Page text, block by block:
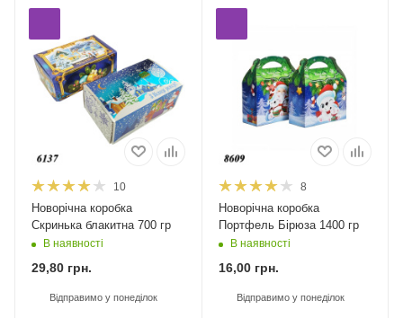
10
Новорічна коробка
Скринька блакитна 700 гр
В наявності
29,80 грн.
Відправимо у понеділок
8
Новорічна коробка
Портфель Бірюза 1400 гр
В наявності
16,00грн.
Відправимо у понеділок